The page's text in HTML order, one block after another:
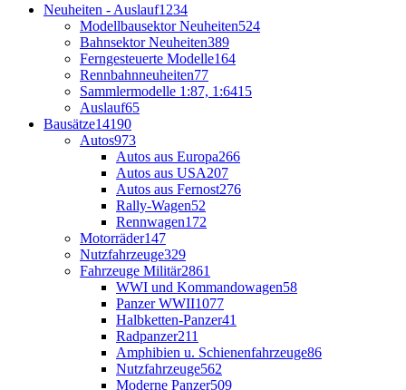
Neuheiten - Auslauf1234
Modellbausektor Neuheiten524
Bahnsektor Neuheiten389
Ferngesteuerte Modelle164
Rennbahnneuheiten77
Sammlermodelle 1:87, 1:6415
Auslauf65
Bausätze14190
Autos973
Autos aus Europa266
Autos aus USA207
Autos aus Fernost276
Rally-Wagen52
Rennwagen172
Motorräder147
Nutzfahrzeuge329
Fahrzeuge Militär2861
WWI und Kommandowagen58
Panzer WWII1077
Halbketten-Panzer41
Radpanzer211
Amphibien u. Schienenfahrzeuge86
Nutzfahrzeuge562
Moderne Panzer509